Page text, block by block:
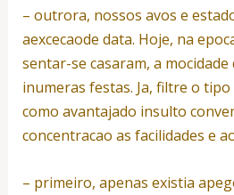
– outrora, nossos avos e
aexcecaode data. Hoje, na
sentar-se casaram, a
inumeras festas. Ja, filtre o
como avantajado insulto
concentracao as facilidades e
– primeiro, apenas existia